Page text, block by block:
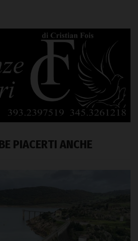
PIACERTI ANCHE